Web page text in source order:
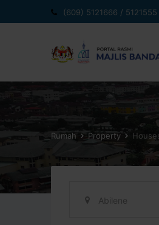
ke
(609) 5121666 / 5121555
Rumah Property
Abilene